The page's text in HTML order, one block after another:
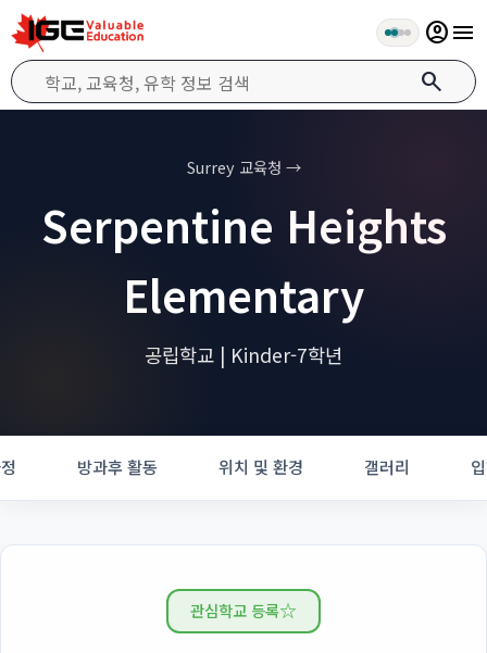
search
account_circlemenu
Surrey 교육청 →
Serpentine Heights
Elementary
공립학교 | Kinder-7학년
방과후 활동 위치 및 환경 갤러리
관심학교 등록☆